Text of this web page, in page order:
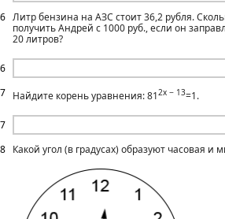
6
6
Литр бензина на АЗС стоит 36,2 рубля.
получить Андрей с 1000 руб., если он
20 литров?
7
7
Найдите корень уравнения: 812x − 13=1.
8 Какой угол (в градусах) образуют часовая и